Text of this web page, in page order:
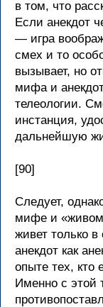
в том, что
Если анекдот
— игра
смех и то
вызывает, но
мифа и
телеологии.
инстанция,
дальнейшую
[90]
Следует,
мифе и
живет только
анекдот как
опыте тех, кто
Именно с этой